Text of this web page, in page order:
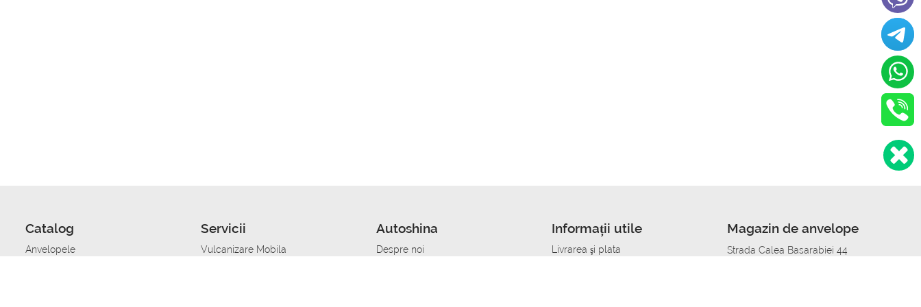
Catalog
Anvelopele
Servicii
Vulcanizare Mobila
Autoshina
Despre noi
Informații utile
Livrarea şi plata
Magazin de anvelope
Strada Calea Basarabiei 44